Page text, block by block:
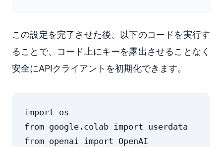
この設定を完了させた後、以下のコードを実行す
ることで、コード上にキーを露出させることなく
安全にAPIクライアントを初期化できます。
import os
from google.colab import userdata
from openai import OpenAI